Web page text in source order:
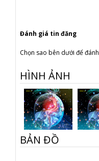
Đánh giá tin đăng
Chọn sao bên dưới để
HÌNH ẢNH
BẢN ĐỒ